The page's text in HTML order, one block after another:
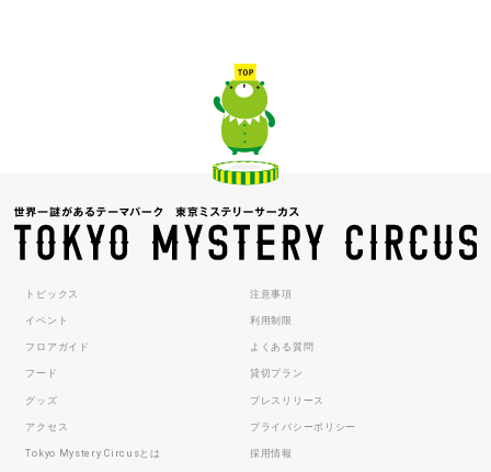
トピックス
イベント
フロアガイド
フード
グッズ
アクセス
Tokyo Mystery Circusとは
注意事項
利用制限
よくある質問
貸切プラン
プレスリリース
プライバシーポリシー
採用情報